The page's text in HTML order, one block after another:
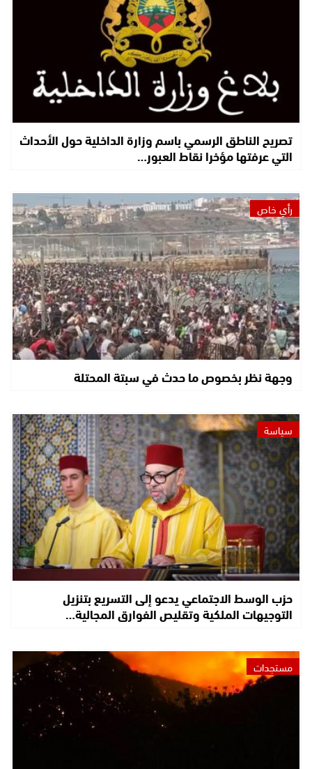
تصريح الناطق الرسمي باسم وزارة الداخلية حول الأحداث
التي عرفتها مؤخرا نقاط العبور…
رأي خاص
وجهة نظر بخصوص ما حدث في سبتة المحتلة
سياسة
حزب الوسط الاجتماعي يدعو إلى التسريع بتنزيل
التوجيهات الملكية وتقليص الفوارق المجالية…
مستجدات